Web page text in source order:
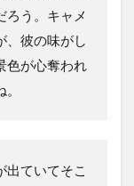
ろう。キャメ
、彼の味がし
色が心奪われ
出ていてそこ